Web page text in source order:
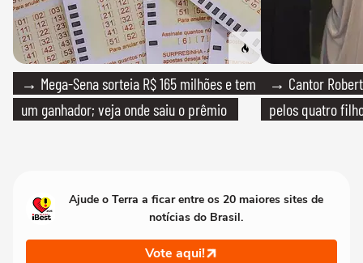
→ Mega-Sena sorteia R$ 165 milhões e tem
um ganhador; veja onde saiu o prêmio
→ Cantor
pelos quatro
Ajude o Terra a ficar entre os 20 maiores sites de
notícias do Brasil.
Vote aqui!